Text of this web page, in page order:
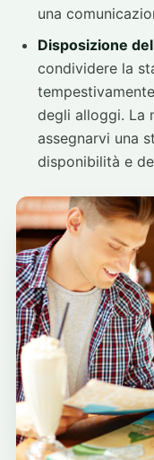
una
Disposizione
condividere la
degli alloggi. La
assegnarvi una
disponibilità e